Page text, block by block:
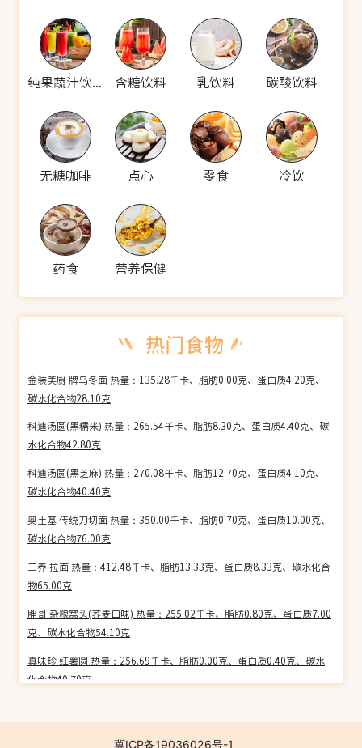
纯果蔬汁饮料 含糖饮料 乳饮料 碳酸饮料
无糖咖啡 点心 零食 冷饮
药食 营养保健
金装美厨 牌乌冬面 热量：135.28千卡、脂肪0.00克、蛋白质4.20克、
碳水化合物28.10克
科迪汤圆(黑糯米) 热量：265.54千卡、脂肪8.30克、蛋白质4.40克、碳
水化合物42.80克
科迪汤圆(黑芝麻) 热量：270.08千卡、脂肪12.70克、蛋白质4.10克、
碳水化合物40.40克
奥土基 传统刀切面 热量：350.00千卡、脂肪0.70克、蛋白质10.00克、
碳水化合物76.00克
三养 拉面 热量：412.48千卡、脂肪13.33克、蛋白质8.33克、碳水化合
物65.00克
胖哥 杂粮窝头(荞麦口味) 热量：255.02千卡、脂肪0.80克、蛋白质7.00
克、碳水化合物54.10克
真味珍 红薯圆 热量：256.69千卡、脂肪0.00克、蛋白质0.40克、碳水
化合物40.70克
化合物70.00克
冀ICP备19036026号-1